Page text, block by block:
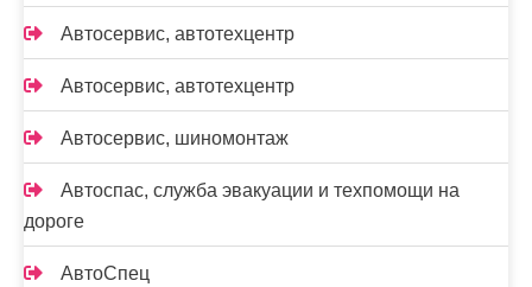
Автосервис, автотехцентр
Автосервис, автотехцентр
Автосервис, шиномонтаж
Автоспас, служба эвакуации и техпомощи на
дороге
АвтоСпец